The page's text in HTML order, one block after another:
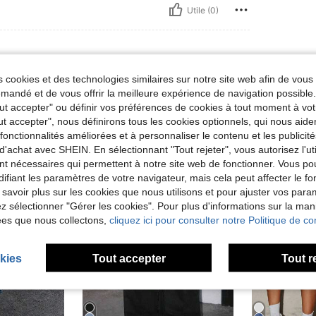
Utile (0)
cookies et des technologies similaires sur notre site web afin de
et de vous offrir la meilleure expérience de navigation
accepter" ou définir vos préférences de cookies à tout moment à
accepter", nous définirons tous les cookies optionnels, qui nous
améliorées et à personnaliser le contenu et les
avec SHEIN. En sélectionnant "Tout rejeter", vous autorisez
nécessaires qui permettent à notre site web de fonctionner. Vous
les paramètres de votre navigateur, mais cela peut affecter le
plus sur les cookies que nous utilisons et pour ajuster vos
sélectionner "Gérer les cookies". Pour plus d'informations sur la
que nous collectons, cliquez ici pour consulter notre Politique de
Tout accepter Tout